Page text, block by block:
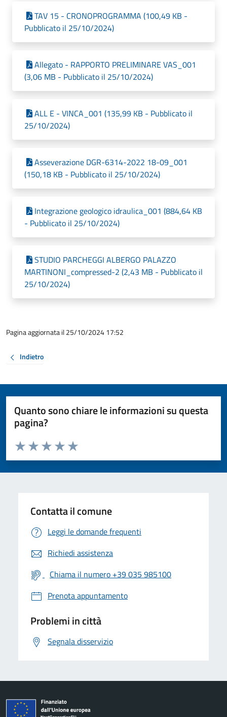
TAV 15 - CRONOPROGRAMMA (100,49 KB -
Pubblicato il 25/10/2024)
Allegato - RAPPORTO PRELIMINARE VAS_001
(3,06 MB - Pubblicato il 25/10/2024)
ALL E - VINCA_001 (135,99 KB - Pubblicato il
25/10/2024)
Asseverazione DGR-6314-2022 18-09_001
(150,18 KB - Pubblicato il 25/10/2024)
Integrazione geologico idraulica_001 (884,64 KB
- Pubblicato il 25/10/2024)
STUDIO PARCHEGGI ALBERGO PALAZZO
MARTINONI_compressed-2 (2,43 MB - Pubblicato il
25/10/2024)
Pagina aggiornata il 25/10/2024 17:52
Indietro
Quanto sono chiare le informazioni su questa
pagina?
Valuta da 1 a 5 stelle la pagina
Valuta 5 stelle su 5
Valuta 4 stelle su 5
Valuta 3 stelle su 5
Valuta 2 stelle su 5
Valuta 1 stelle su 5
Contatta il comune
Leggi le domande frequenti
Richiedi assistenza
Chiama il numero +39 035 985100
Prenota appuntamento
Problemi in città
Segnala disservizio